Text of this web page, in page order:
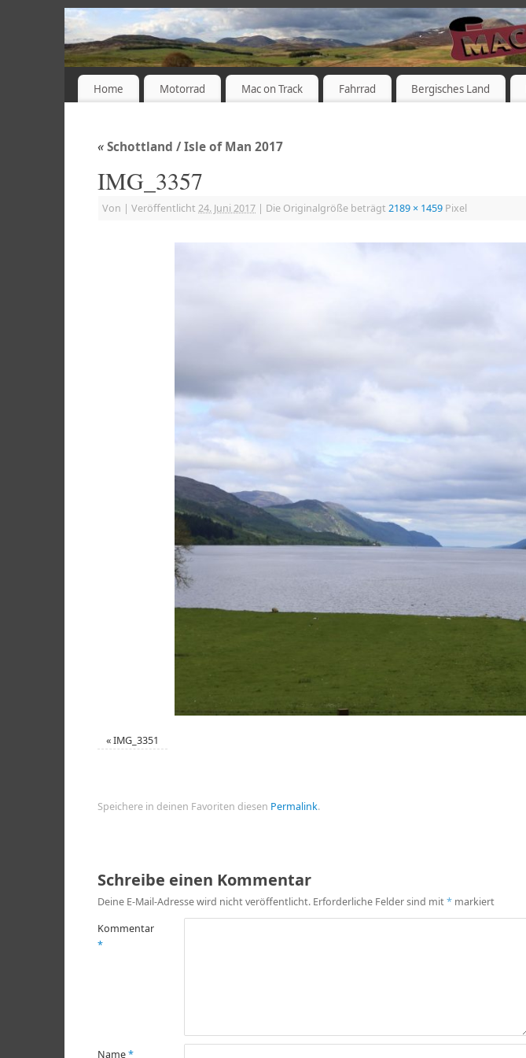
Home Motorrad Mac on Track Fahrrad Bergisches Land
«Schottland / Isle of Man 2017
IMG_3357
Von | Veröffentlicht 24. Juni 2017 | Die Originalgröße beträgt 2189 × 1459 Pixel
«IMG_3351
Speichere in deinen Favoriten diesen Permalink.
Schreibe einen Kommentar
Deine E-Mail-Adresse wird nicht veröffentlicht. Erforderliche Felder sind mit* markiert
Kommentar
*
Name*